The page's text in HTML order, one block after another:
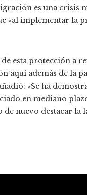
es una crisis
«al implementar la
de esta protección a
aquí además de la
«Se ha
en mediano
nuevo destacar la